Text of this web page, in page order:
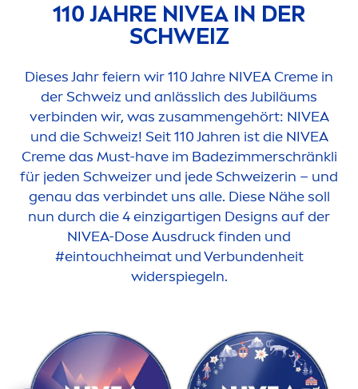
110 JAHRE NIVEAIN DER
SCHWEIZ
Dieses Jahr feiern wir 110 Jahre NIVEA Creme in
der Schweiz und anlässlich des Jubiläums
verbinden wir, was zusammengehört: NIVEA
und die Schweiz! Seit 110 Jahren ist die NIVEA
Cremedas Must-have im Badezimmerschränkli
für jeden Schweizer und jede Schweizerin – und
genau das verbindet uns alle. Diese Nähe soll
nun durch die 4 einzigartigen Designs auf der
NIVEA-Dose Ausdruck finden und
#eintouchheimat und Verbundenheit
widerspiegeln.